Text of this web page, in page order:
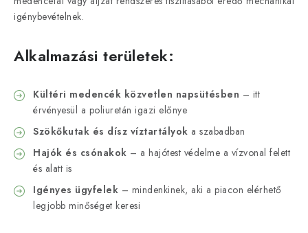
igénybevételnek.
Alkalmazási területek:
Kültéri medencék közvetlen napsütésben – itt
érvényesül a poliuretán igazi előnye
Szökőkutak és dísz víztartályok a szabadban
Hajók és csónakok – a hajótest védelme a vízvonal felett
és alatt is
Igényes ügyfelek – mindenkinek, aki a piacon elérhető
legjobb minőséget keresi